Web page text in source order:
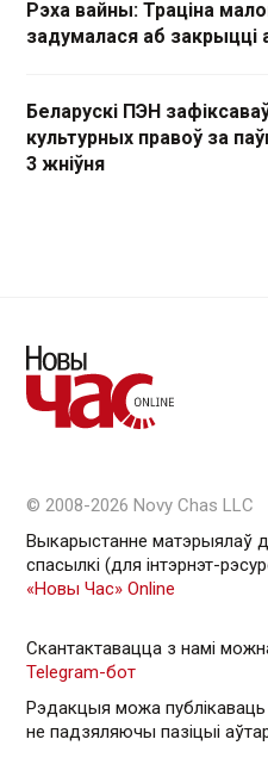
Рэха вайны: Траціна
задумалася аб
Беларускі ПЭН
культурных правоў за
3 жніўня
© 2008-2026 Novy Chas LLC
Выкарыстанне матэрыялаў
спасылкі (для інтэрнэт-
«Новы Час» Online
Скантактавацца з намі
Telegram-бот
Рэдакцыя можа публікаваць
не падзяляючы пазіцыі